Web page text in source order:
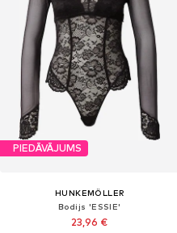
PIEDĀVĀJUMS
HUNKEMÖLLER
Bodijs 'ESSIE'
23,96 €